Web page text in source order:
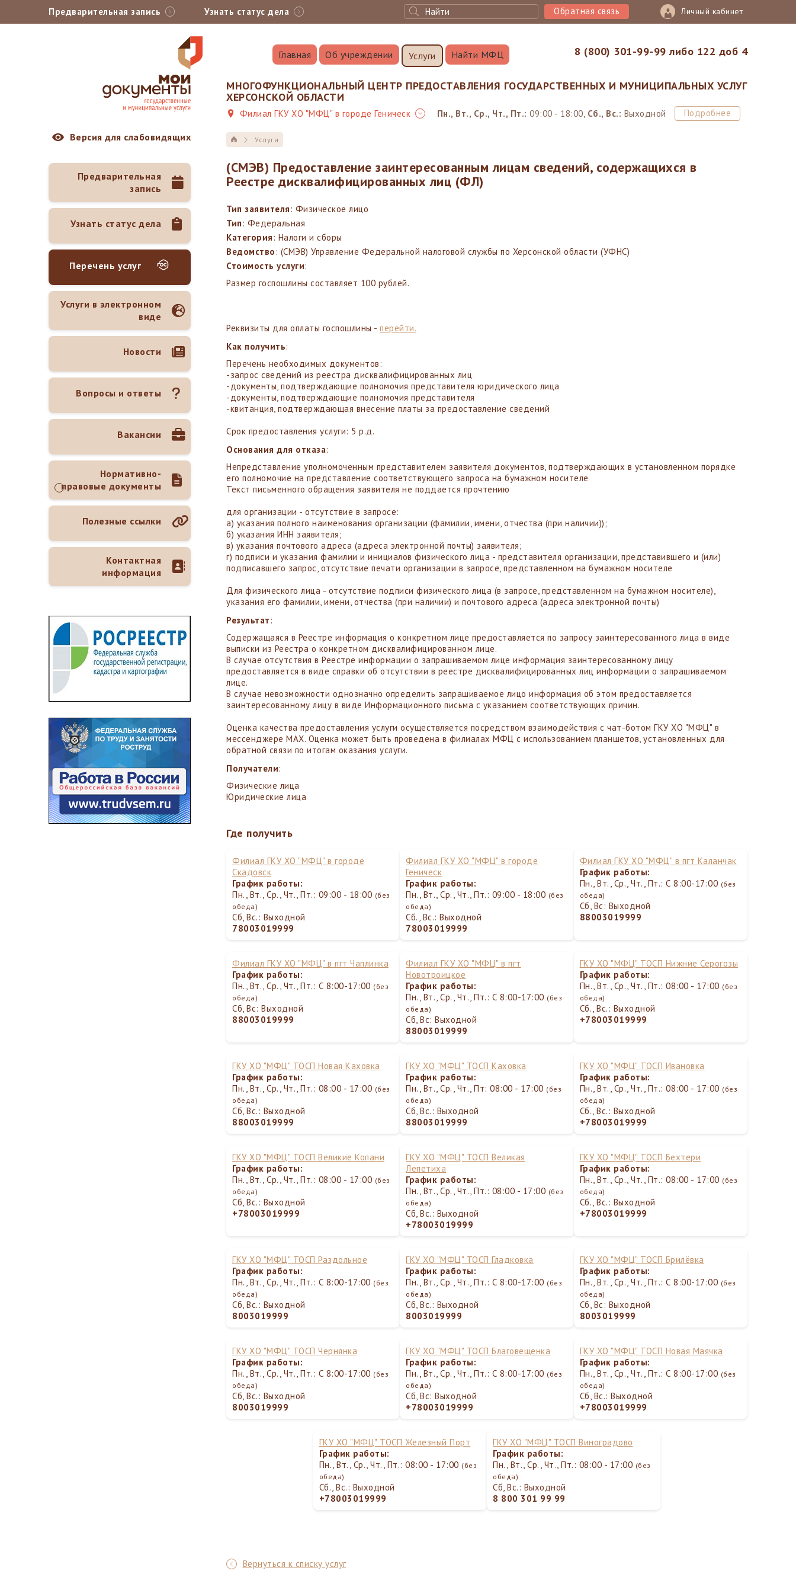
Предварительная запись Узнать статус дела Личный кабинет
8 (800) 301-99-99 либо 122 доб 4
Обратная связь
Главная Об учреждении Услуги Найти МФЦ
МНОГОФУНКЦИОНАЛЬНЫЙ ЦЕНТР ПРЕДОСТАВЛЕНИЯ ГОСУДАРСТВЕННЫХ И МУНИЦИПАЛЬНЫХ УСЛУГ
ХЕРСОНСКОЙ ОБЛАСТИ
Филиал ГКУ ХО "МФЦ" в городе Геническ Пн., Вт., Ср., Чт., Пт.: 09:00 - 18:00, Сб., Вс.: Выходной Подробнее
Версия для слабовидящих
Предварительная
запись
Узнать статус дела
Перечень услуг
Услуги в электронном
виде
Новости
Вопросы и ответы
Вакансии
Нормативно-
правовые документы
Полезные ссылки
Контактная
информация
Услуги
(СМЭВ) Предоставление заинтересованным лицам сведений, содержащихся в
Реестре дисквалифицированных лиц (ФЛ)
Тип заявителя: Физическое лицо
Тип: Федеральная
Категория: Налоги и сборы
Ведомство: (СМЭВ) Управление Федеральной налоговой службы по Херсонской области (УФНС)
Стоимость услуги:
Размер госпошлины составляет 100 рублей.
Реквизиты для оплаты госпошлины - перейти.
Как получить:
Перечень необходимых документов:
-запрос сведений из реестра дисквалифицированных лиц
-документы, подтверждающие полномочия представителя юридического лица
-документы, подтверждающие полномочия представителя
-квитанция, подтверждающая внесение платы за предоставление сведений
Срок предоставления услуги: 5 р.д.
Основания для отказа:
Непредставление уполномоченным представителем заявителя документов, подтверждающих в установленном порядке
его полномочие на представление соответствующего запроса на бумажном носителе
Текст письменного обращения заявителя не поддается прочтению
для организации - отсутствие в запросе:
а) указания полного наименования организации (фамилии, имени, отчества (при наличии));
б) указания ИНН заявителя;
в) указания почтового адреса (адреса электронной почты) заявителя;
г) подписи и указания фамилии и инициалов физического лица - представителя организации, представившего и (или)
подписавшего запрос, отсутствие печати организации в запросе, представленном на бумажном носителе
Для физического лица - отсутствие подписи физического лица (в запросе, представленном на бумажном носителе),
указания его фамилии, имени, отчества (при наличии) и почтового адреса (адреса электронной почты)
Результат:
Содержащаяся в Реестре информация о конкретном лице предоставляется по запросу заинтересованного лица в виде
выписки из Реестра о конкретном дисквалифицированном лице.
В случае отсутствия в Реестре информации о запрашиваемом лице информация заинтересованному лицу
предоставляется в виде справки об отсутствии в реестре дисквалифицированных лиц информации о запрашиваемом
лице.
В случае невозможности однозначно определить запрашиваемое лицо информация об этом предоставляется
заинтересованному лицу в виде Информационного письма с указанием соответствующих причин.
Оценка качества предоставления услуги осуществляется посредством взаимодействия с чат-ботом ГКУ ХО "МФЦ" в
мессенджере MAX. Оценка может быть проведена в филиалах МФЦ с использованием планшетов, установленных для
обратной связи по итогам оказания услуги.
Получатели:
Физические лица
Юридические лица
Где получить
Филиал ГКУ ХО "МФЦ" в городе
Скадовск
График работы:
Пн., Вт., Ср., Чт., Пт.: 09:00 - 18:00 (без
обеда)
Сб, Вс.: Выходной
78003019999
Филиал ГКУ ХО "МФЦ" в городе
Геническ
График работы:
Пн., Вт., Ср., Чт., Пт.: 09:00 - 18:00 (без
обеда)
Сб., Вс.: Выходной
78003019999
Филиал ГКУ ХО "МФЦ" в пгт Каланчак
График работы:
Пн., Вт., Ср., Чт., Пт.: С 8:00-17:00 (без
обеда)
Сб, Вс: Выходной
88003019999
Филиал ГКУ ХО "МФЦ" в пгт Чаплинка
График работы:
Пн., Вт., Ср., Чт., Пт.: С 8:00-17:00 (без
обеда)
Сб, Вс: Выходной
88003019999
Филиал ГКУ ХО "МФЦ" в пгт
Новотроицкое
График работы:
Пн., Вт., Ср., Чт., Пт.: С 8:00-17:00 (без
обеда)
Сб, Вс: Выходной
88003019999
ГКУ ХО "МФЦ" ТОСП Нижние Серогозы
График работы:
Пн., Вт., Ср., Чт., Пт.: 08:00 - 17:00 (без
обеда)
Сб., Вс.: Выходной
+78003019999
ГКУ ХО "МФЦ" ТОСП Новая Каховка
График работы:
Пн., Вт., Ср., Чт., Пт.: 08:00 - 17:00 (без
обеда)
Сб, Вс.: Выходной
88003019999
ГКУ ХО "МФЦ" ТОСП Каховка
График работы:
Пн., Вт., Ср., Чт., Пт: 08:00 - 17:00 (без
обеда)
Сб, Вс.: Выходной
88003019999
ГКУ ХО "МФЦ" ТОСП Ивановка
График работы:
Пн., Вт., Ср., Чт., Пт.: 08:00 - 17:00 (без
обеда)
Сб., Вс.: Выходной
+78003019999
ГКУ ХО "МФЦ" ТОСП Великие Копани
График работы:
Пн., Вт., Ср., Чт., Пт.: 08:00 - 17:00 (без
обеда)
Сб, Вс.: Выходной
+78003019999
ГКУ ХО "МФЦ" ТОСП Великая
Лепетиха
График работы:
Пн., Вт., Ср., Чт., Пт.: 08:00 - 17:00 (без
обеда)
Сб, Вс.: Выходной
+78003019999
ГКУ ХО "МФЦ" ТОСП Бехтери
График работы:
Пн., Вт., Ср., Чт., Пт.: 08:00 - 17:00 (без
обеда)
Сб., Вс.: Выходной
+78003019999
ГКУ ХО "МФЦ" ТОСП Раздольное
График работы:
Пн., Вт., Ср., Чт., Пт.: С 8:00-17:00 (без
обеда)
Сб, Вс.: Выходной
8003019999
ГКУ ХО "МФЦ" ТОСП Гладковка
График работы:
Пн., Вт., Ср., Чт., Пт.: С 8:00-17:00 (без
обеда)
Сб, Вс.: Выходной
8003019999
ГКУ ХО "МФЦ" ТОСП Брилёвка
График работы:
Пн., Вт., Ср., Чт., Пт.: С 8:00-17:00 (без
обеда)
Сб, Вс: Выходной
8003019999
ГКУ ХО "МФЦ" ТОСП Чернянка
График работы:
Пн., Вт., Ср., Чт., Пт.: С 8:00-17:00 (без
обеда)
Сб, Вс.: Выходной
8003019999
ГКУ ХО "МФЦ" ТОСП Благовещенка
График работы:
Пн., Вт., Ср., Чт., Пт.: С 8:00-17:00 (без
обеда)
Сб, Вс: Выходной
+78003019999
ГКУ ХО "МФЦ" ТОСП Новая Маячка
График работы:
Пн., Вт., Ср., Чт., Пт.: С 8:00-17:00 (без
обеда)
Сб, Вс.: Выходной
+78003019999
ГКУ ХО "МФЦ" ТОСП Железный Порт
График работы:
Пн., Вт., Ср., Чт., Пт.: 08:00 - 17:00 (без
обеда)
Сб., Вс.: Выходной
+78003019999
ГКУ ХО "МФЦ" ТОСП Виноградово
График работы:
Пн., Вт., Ср., Чт., Пт.: 08:00 - 17:00 (без
обеда)
Сб, Вс.: Выходной
8 800 301 99 99
Вернуться к списку услуг